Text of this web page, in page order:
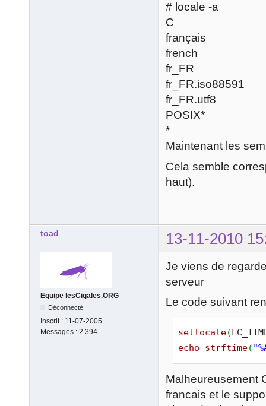
# locale -a
C
français
french
fr_FR
fr_FR.iso88591
fr_FR.utf8
POSIX*
*
Maintenant les
Cela semble
haut).
toad 13-11-2010
Equipe lesCigales.ORG
Déconnecté
Inscrit : 11-07-2005
Messages : 2.394
Je viens de
serveur
Le code suivant
setlocale(
echo
strftime(
Malheureusement
francais et le